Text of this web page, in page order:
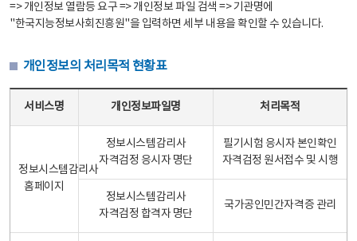
=> 개인정보 열람등 요구 => 개인정보 파일 검색 => 기관명에
"한국지능정보사회진흥원"을 입력하면 세부 내용을 확인할 수 있습니다.
개인정보의 처리목적 현황표
서비스명 개인정보파일명 처리목적
정보시스템감리사
홈페이지
정보시스템감리사
자격검정 응시자 명단
필기시험 응시자 본인확인
자격검정 원서접수 및 시행
정보시스템감리사
자격검정 합격자 명단
국가공인민간자격증 관리